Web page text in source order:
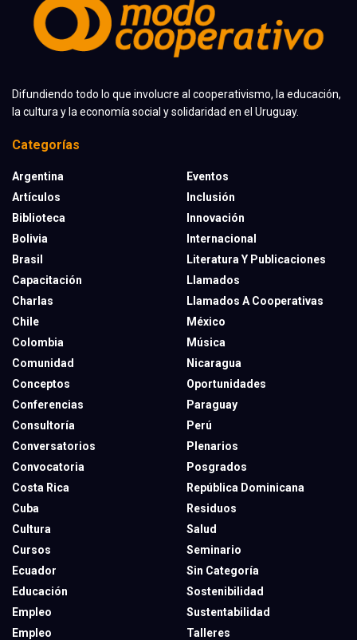
Difundiendo todo lo que involucre al cooperativismo, la educación,
la cultura y la economía social y solidaridad en el Uruguay.
Categorías
Argentina
Artículos
Biblioteca
Bolivia
Brasil
Capacitación
Charlas
Chile
Colombia
Comunidad
Conceptos
Conferencias
Consultoría
Conversatorios
Convocatoria
Costa Rica
Cuba
Cultura
Cursos
Ecuador
Educación
Empleo
Empleo
Eventos
Inclusión
Innovación
Internacional
Literatura Y Publicaciones
Llamados
Llamados A Cooperativas
México
Música
Nicaragua
Oportunidades
Paraguay
Perú
Plenarios
Posgrados
República Dominicana
Residuos
Salud
Seminario
Sin Categoría
Sostenibilidad
Sustentabilidad
Talleres